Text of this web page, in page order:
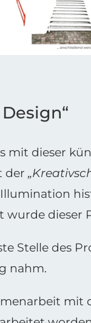
mit dieser
der
dieser
Stelle des
nahm.
mit